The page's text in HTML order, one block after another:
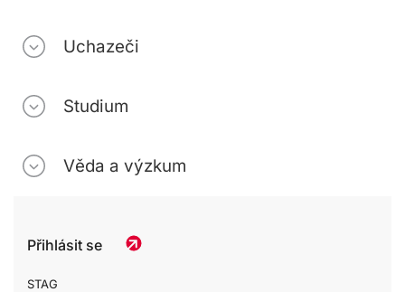
Uchazeči
Studium
Věda a výzkum
Přihlásit se
STAG